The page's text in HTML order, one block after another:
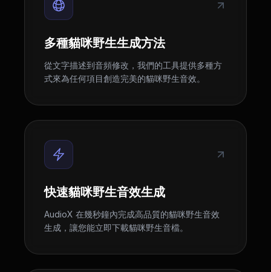
多種貓咪野生生成方法
從文字描述到音頻修改，我們的工具提供多種方
式來為任何項目創造完美的貓咪野生音效。
快速貓咪野生音效生成
AudioX 在幾秒鐘內完成高品質的貓咪野生音效
生成，讓您能立即下載貓咪野生音檔。